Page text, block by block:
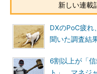
新しい連載
DXのPoC疲
聞いた調査結
6割以上が「